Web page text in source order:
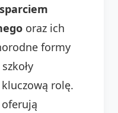
oraz ich
formy
rolę.